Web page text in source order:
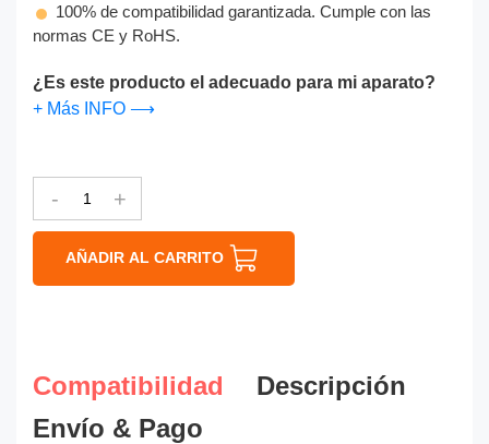
100% de compatibilidad garantizada. Cumple con las
normas CE y RoHS.
¿Es este producto el adecuado para mi aparato?
+ Más INFO ⟶
- +
AÑADIR AL CARRITO
Compatibilidad
Descripción
Envío & Pago